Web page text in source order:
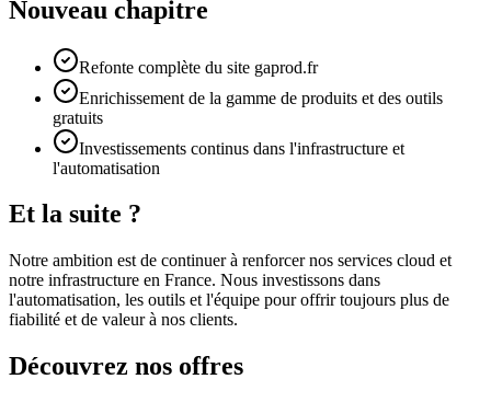
Nouveau chapitre
Refonte complète du site gaprod.fr
Enrichissement de la gamme de produits et des outils
gratuits
Investissements continus dans l'infrastructure et
l'automatisation
Et la suite ?
Notre ambition est de continuer à renforcer nos services cloud et
notre infrastructure en France. Nous investissons dans
l'automatisation, les outils et l'équipe pour offrir toujours plus de
fiabilité et de valeur à nos clients.
Découvrez nos offres